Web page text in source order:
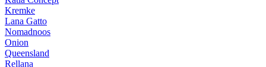
Kremke
Lana Gatto
Nomadnoos
Onion
Queensland
Rellana